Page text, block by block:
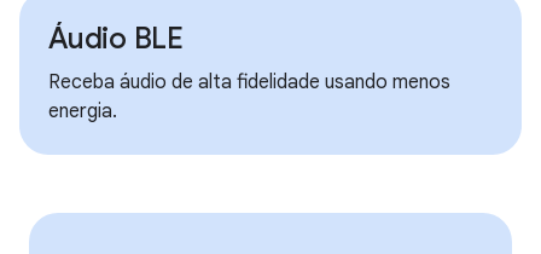
Áudio BLE
Receba áudio de alta fidelidade usando menos
energia.